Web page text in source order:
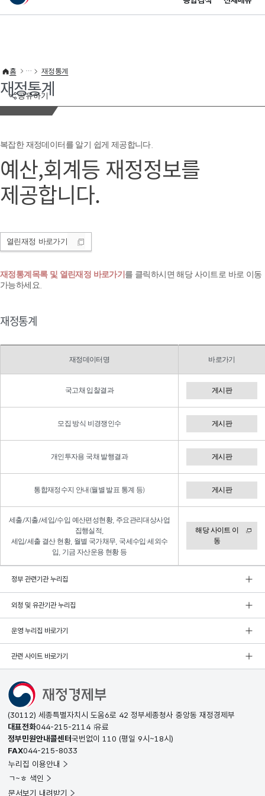
이 누리집은 대한민국 공식 전자정부 누리집입니다.
공유하기
홈 재정통계
재정통계
복잡한 재정데이터를 알기 쉽게 제공합니다.
예산,회계등 재정정보를
제공합니다.
열린재정 바로가기
재정통계목록 및 열린재정 바로가기 를 클릭하시면 해당 사이트로 바로 이동
가능하세요.
재정통계
재정데이터명 바로가기
국고채 입찰결과 게시판
모집 방식 비경쟁인수 게시판
개인투자용 국채 발행결과 게시판
통합재정수지 안내(월별 발표 통계 등) 게시판
세출/지출/세입/수입 예산편성현황, 주요관리대상사업
집행실적,
세입/세출 결산 현황, 월별 국가채무, 국세수입·세외수
입, 기금 자산운용 현황 등
해당 사이트 이
동
정부 관련기관 누리집
외청 및 유관기관 누리집
운영 누리집 바로가기
관련 사이트 바로가기
(30112) 세종특별자치시 도움6로 42 정부세종청사 중앙동 재정경제부
대표전화044-215-2114 유료
정부민원안내콜센터국번없이 110 (평일 9시~18시)
FAX044-215-8033
누리집 이용안내
ㄱ~ㅎ 색인
문서보기 내려받기